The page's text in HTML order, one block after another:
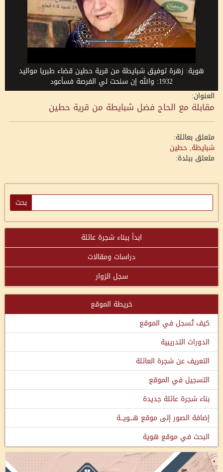
هوية: زهرة توفيق شبايطة من قرية حطين قضاء طبريا مواليد
1932: والله إن سنحت لي الفرصة فسأعود
العنوان:
مقابلة مع الحاج فضل شبايطة من قرية حطين
متعلق بعائلة:
شبايطة, حطين
متعلق ببلدة:
ابدأ ببناء شجرة عائلة
دراسات ومقالات
سجل الزوار
خريطة الموقع
كيف تُسجل في الموقع
الدورات التدريبية
التعريف عن شجرة العائلة
التسجيل في الموقع
بناء شجرة عائلة جديدة
إضافة الصور إلى موقع هـــويـــة
البحث في موقع هوية